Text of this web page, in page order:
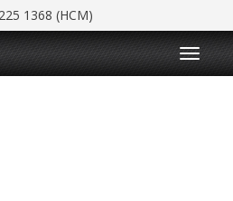
1368 (HCM)
T
o
g